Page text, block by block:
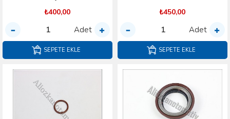
₺400,00
Adet
SEPETE EKLE
₺450,00
Adet
SEPETE EKLE